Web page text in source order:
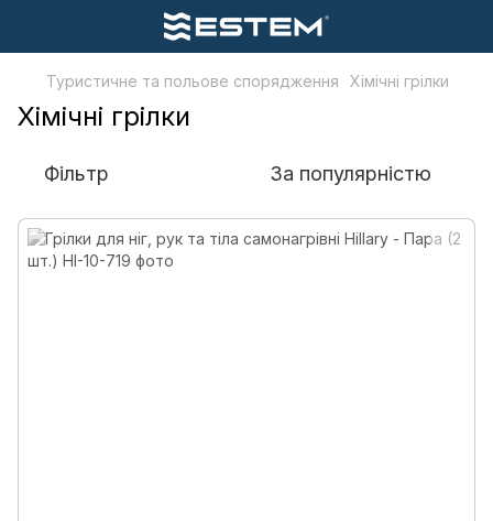
Туристичне та польове спорядження Хімічні грілки
Хімічні грілки
Фільтр За популярністю